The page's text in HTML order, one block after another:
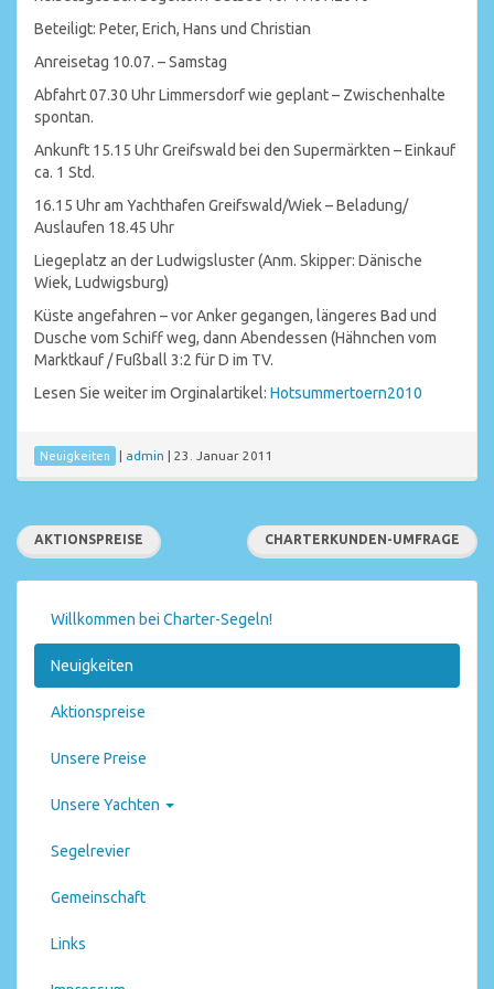
Beteiligt: Peter, Erich, Hans und Christian
Anreisetag 10.07. – Samstag
Abfahrt 07.30 Uhr Limmersdorf wie geplant – Zwischenhalte
spontan.
Ankunft 15.15 Uhr Greifswald bei den Supermärkten – Einkauf
ca. 1 Std.
16.15 Uhr am Yachthafen Greifswald/Wiek – Beladung/
Auslaufen 18.45 Uhr
Liegeplatz an der Ludwigsluster (Anm. Skipper: Dänische
Wiek, Ludwigsburg)
Küste angefahren – vor Anker gegangen, längeres Bad und
Dusche vom Schiff weg, dann Abendessen (Hähnchen vom
Marktkauf / Fußball 3:2 für D im TV.
Lesen Sie weiter im Orginalartikel: Hotsummertoern2010
Neuigkeiten | admin | 23. Januar 2011
CHARTERKUNDEN-UMFRAGE
AKTIONSPREISE
Willkommen bei Charter-Segeln!
Neuigkeiten
Aktionspreise
Unsere Preise
Unsere Yachten
Segelrevier
Gemeinschaft
Links